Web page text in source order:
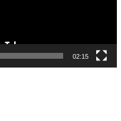
02:15